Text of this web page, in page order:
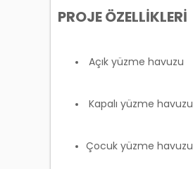
PROJE ÖZELLİKLERİ
Açık yüzme havuzu
Kapalı yüzme havuzu
Çocuk yüzme havuzu